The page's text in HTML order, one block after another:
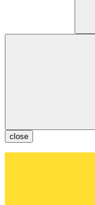
close